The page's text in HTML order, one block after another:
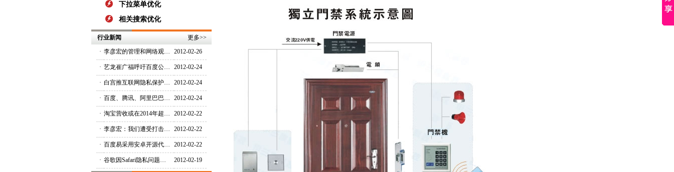
下拉菜单优化
相关搜索优化
行业新闻 更多>>
· 李彦宏的管理和网络观… 2012-02-26
· 艺龙崔广福呼吁百度公… 2012-02-24
· 白宫推互联网隐私保护… 2012-02-24
· 百度、腾讯、阿里巴巴… 2012-02-24
· 淘宝营收或在2014年超… 2012-02-22
· 李彦宏：我们遭受打击… 2012-02-22
· 百度易采用安卓开源代… 2012-02-22
· 谷歌因Safari隐私问题… 2012-02-19